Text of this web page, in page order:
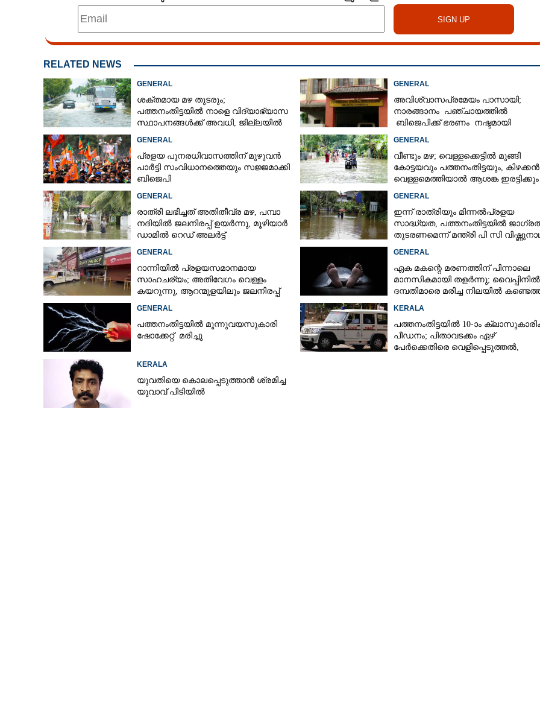
RELATED NEWS
GENERAL
ശക്തമായ മഴ തുടരും;
പത്തനംതിട്ടയിൽ നാളെ വിദ്യാഭ്യാസ
സ്ഥാപനങ്ങൾക്ക് അവധി,​ ജില്ലയിൽ
GENERAL
അവിശ്വാസപ്രമേയം പാസായി;
നാരങ്ങാനം പഞ്ചായത്തിൽ
ബിജെപിക്ക് ഭരണം നഷ്ടമായി
GENERAL
പ്രളയ പുനരധിവാസത്തിന് മുഴുവൻ
പാർട്ടി സംവിധാനത്തെയും സജ്ജമാക്കി
ബിജെപി
GENERAL
വീണ്ടും മഴ; വെള്ളക്കെട്ടിൽ മുങ്ങി
കോട്ടയവും പത്തനംതിട്ടയും, കിഴക്കൻ
വെള്ളമെത്തിയാൽ ആശങ്ക ഇരട്ടിക്കും
GENERAL
രാത്രി ലഭിച്ചത് അതിതീവ്ര മഴ, പമ്പാ
നദിയിൽ ജലനിരപ്പ് ഉയർന്നു, മൂഴിയാർ
ഡാമിൽ റെഡ് അലർട്ട്
GENERAL
ഇന്ന് രാത്രിയും മിന്നൽപ്രളയ
സാദ്ധ്യത,​ പത്തനംതിട്ടയിൽ
തുടരണമെന്ന് മന്ത്രി പി സി
GENERAL
റാന്നിയിൽ പ്രളയസമാനമായ
സാഹചര്യം; അതിവേഗം വെള്ളം
കയറുന്നു, ആറന്മുളയിലും ജലനിരപ്പ്
GENERAL
ഏക മകന്റെ മരണത്തിന് പിന്നാലെ
മാനസികമായി തളർന്നു; വൈപ്പിനിൽ
ദമ്പതിമാരെ മരിച്ച നിലയിൽ
GENERAL
പത്തനംതിട്ടയിൽ മൂന്നുവയസുകാരി
ഷോക്കേറ്റ് മരിച്ചു
KERALA
പത്തനംതിട്ടയിൽ 10-ാം
പീഡനം; പിതാവടക്കം ഏഴ്
പേർക്കെതിരെ വെളിപ്പെടുത്തൽ,
KERALA
യുവതിയെ കൊലപ്പെടുത്താൻ ശ്രമിച്ച
യുവാവ് പിടിയിൽ